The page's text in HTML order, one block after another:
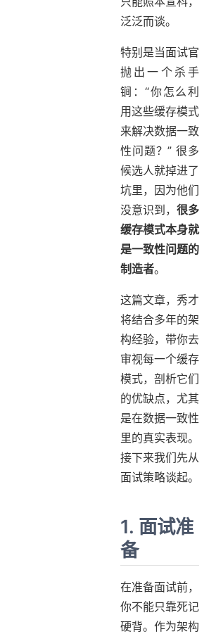
学习交流
泛泛而谈。
特别是当面试官
抛出一个杀手
锏：“你怎么利
用这些缓存模式
来解决数据一致
性问题？” 很多
候选人就掉进了
坑里，因为他们
没意识到， 很多
缓存模式本身就
是一致性问题的
制造者。
这篇文章，秀才
将结合多年的架
构经验，带你去
审视每一个缓存
模式，剖析它们
的优缺点，尤其
是在数据一致性
里的真实表现。
接下来我们先从
面试策略谈起。
1. 面试准
备
在准备面试前，
你不能只靠死记
硬背。作为架构